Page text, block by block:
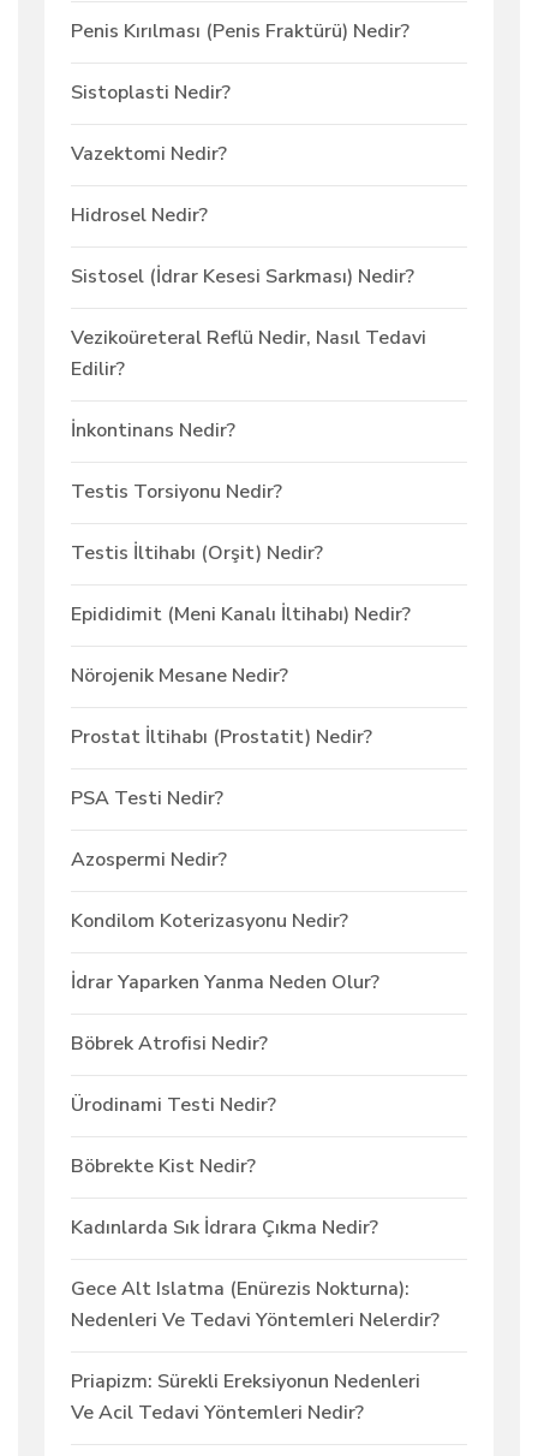
Penis Kırılması (Penis Fraktürü) Nedir?
Sistoplasti Nedir?
Vazektomi Nedir?
Hidrosel Nedir?
Sistosel (İdrar Kesesi Sarkması) Nedir?
Vezikoüreteral Reflü Nedir, Nasıl Tedavi
Edilir?
İnkontinans Nedir?
Testis Torsiyonu Nedir?
Testis İltihabı (Orşit) Nedir?
Epididimit (Meni Kanalı İltihabı) Nedir?
Nörojenik Mesane Nedir?
Prostat İltihabı (Prostatit) Nedir?
PSA Testi Nedir?
Azospermi Nedir?
Kondilom Koterizasyonu Nedir?
İdrar Yaparken Yanma Neden Olur?
Böbrek Atrofisi Nedir?
Ürodinami Testi Nedir?
Böbrekte Kist Nedir?
Kadınlarda Sık İdrara Çıkma Nedir?
Gece Alt Islatma (Enürezis Nokturna):
Nedenleri Ve Tedavi Yöntemleri Nelerdir?
Priapizm: Sürekli Ereksiyonun Nedenleri
Ve Acil Tedavi Yöntemleri Nedir?